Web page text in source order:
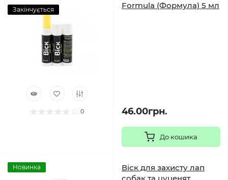
Закінчується
0
Formula (Формула) 5 мл
46.00грн.
До кошика
Новинка
Віск для захисту лап